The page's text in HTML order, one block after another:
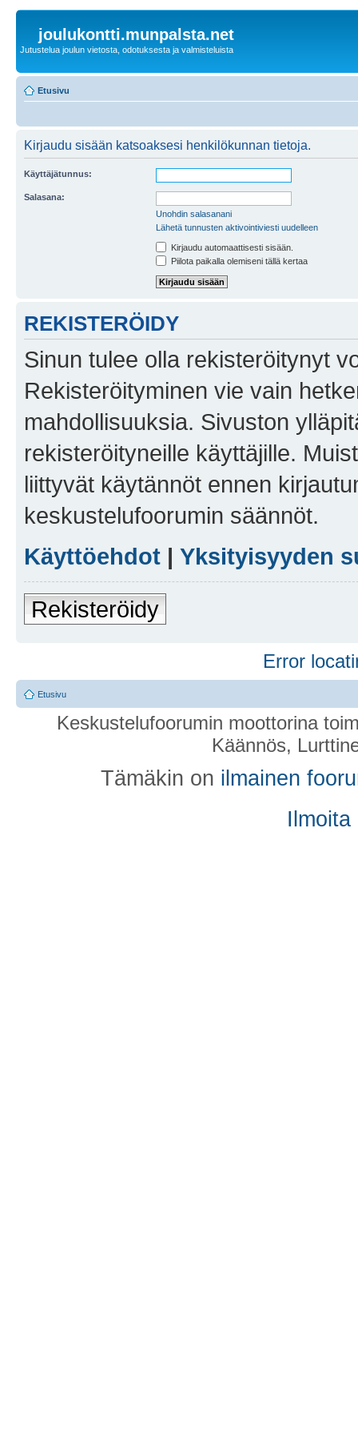
joulukontti.munpalsta.net
Jutustelua joulun vietosta, odotuksesta ja valmisteluista
Etusivu
Kirjaudu sisään katsoaksesi henkilökunnan tietoja.
Käyttäjätunnus:
Salasana:
Unohdin salasanani
Lähetä tunnusten aktivointiviesti uudelleen
Kirjaudu automaattisesti sisään.
Piilota paikalla olemiseni tällä kertaa
REKISTERÖIDY
Sinun tulee olla rekisteröitynyt
Rekisteröityminen vie vain
mahdollisuuksia. Sivuston
rekisteröityneille käyttäjille.
liittyvät käytännöt ennen
keskustelufoorumin säännöt.
Käyttöehdot | Yksityisyyden
Rekisteröidy
Error
Etusivu
Keskustelufoorumin moottorina
Käännös,
Tämäkin on ilmainen